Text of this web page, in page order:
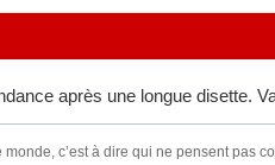
après une longue disette.
c’est à dire qui ne pensent pas